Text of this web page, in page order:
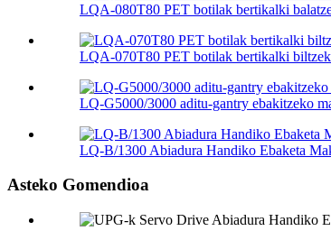
LQA-080T80 PET botilak bertikalki
LQA-070T80 PET botilak bertikalki
LQ-G5000/3000 aditu-gantry ebakitzeko
LQ-B/1300 Abiadura Handiko Ebaketa
Asteko Gomendioa